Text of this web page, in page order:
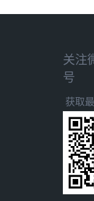
关注
号
获取